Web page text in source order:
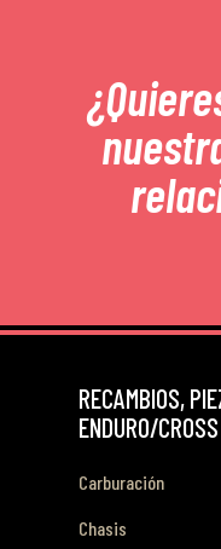
RECAMBIOS,
ENDURO/CROSS
Carburación
Chasis